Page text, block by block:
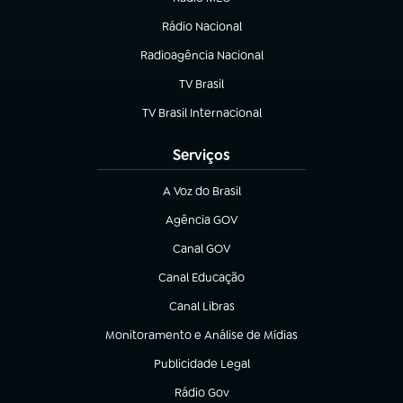
(abre em nova aba)
Rádio Nacional
Radioagência Nacional
(abre em nova aba)
TV Brasil
(abre em nova aba)
TV Brasil Internacional
(abre em nova aba)
Serviços
A Voz do Brasil
(abre em nova aba)
Agência GOV
(abre em nova aba)
Canal GOV
(abre em nova aba)
Canal Educação
(abre em nova aba)
Canal Libras
(abre em nova aba)
Monitoramento e Análise de Mídias
(abre em nova aba)
Publicidade Legal
(abre em nova aba)
Rádio Gov
(abre em nova aba)